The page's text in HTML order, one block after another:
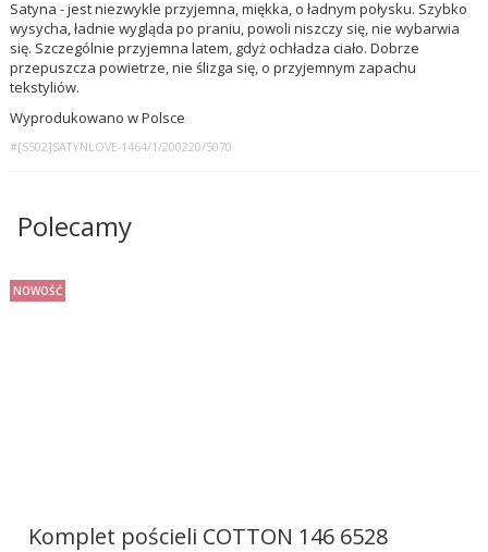
Satyna - jest niezwykle przyjemna, miękka, o ładnym połysku. Szybko
wysycha, ładnie wygląda po praniu, powoli niszczy się, nie wybarwia
się. Szczególnie przyjemna latem, gdyż ochładza ciało. Dobrze
przepuszcza powietrze, nie ślizga się, o przyjemnym zapachu
tekstyliów.
Wyprodukowano w Polsce
#[S502]SATYNLOVE-1464/1/200220/5070
Polecamy
NOWOŚĆ
Komplet pościeli COTTON 146 6528